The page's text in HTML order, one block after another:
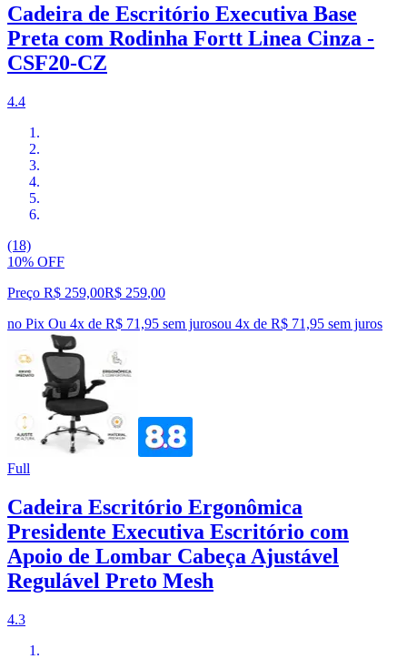
Cadeira de Escritório Executiva Base
Preta com Rodinha Fortt Linea Cinza -
CSF20-CZ
4.4
(18)
10% OFF
Preço R$ 259,00R$ 259,00
no Pix Ou 4x de R$ 71,95 sem jurosou 4x de R$ 71,95 sem juros
Full
Cadeira Escritório Ergonômica
Presidente Executiva Escritório com
Apoio de Lombar Cabeça Ajustável
Regulável Preto Mesh
4.3